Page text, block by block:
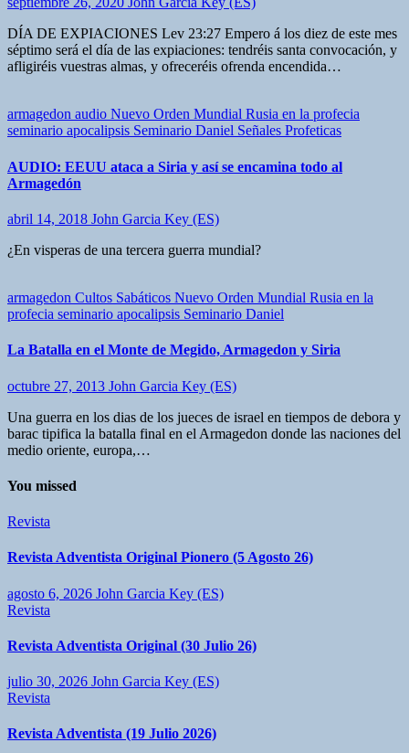
DÍA DE EXPIACIONES Lev 23:27 Empero á los diez de este mes
séptimo será el día de las expiaciones: tendréis santa convocación, y
afligiréis vuestras almas, y ofreceréis ofrenda encendida…
armagedon audio Nuevo Orden Mundial Rusia en la profecia
seminario apocalipsis Seminario Daniel Señales Profeticas
AUDIO: EEUU ataca a Siria y así se encamina todo al
Armagedón
abril 14, 2018 John Garcia Key (ES)
¿En visperas de una tercera guerra mundial?
armagedon Cultos Sabáticos Nuevo Orden Mundial Rusia en la
profecia seminario apocalipsis Seminario Daniel
La Batalla en el Monte de Megido, Armagedon y Siria
octubre 27, 2013 John Garcia Key (ES)
Una guerra en los dias de los jueces de israel en tiempos de debora y
barac tipifica la batalla final en el Armagedon donde las naciones del
medio oriente, europa,…
You missed
Revista
Revista Adventista Original Pionero (5 Agosto 26)
agosto 6, 2026 John Garcia Key (ES)
Revista
Revista Adventista Original (30 Julio 26)
julio 30, 2026 John Garcia Key (ES)
Revista
Revista Adventista (19 Julio 2026)